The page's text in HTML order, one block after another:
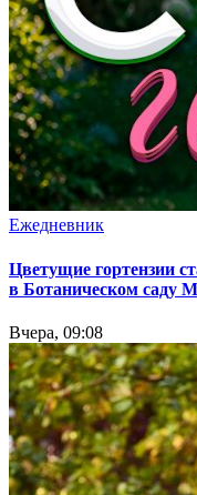
Ежедневник
Цветущие гортензии
в Ботаническом саду
Вчера, 09:08